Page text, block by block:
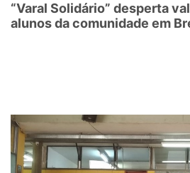
“Varal Solidário” desperta
alunos da comunidade em